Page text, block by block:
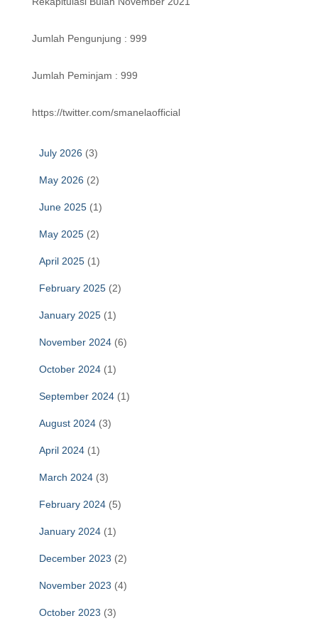
Jumlah Pengunjung : 999
Jumlah Peminjam : 999
https://twitter.com/smanelaofficial
July 2026 (3)
May 2026 (2)
June 2025 (1)
May 2025 (2)
April 2025 (1)
February 2025 (2)
January 2025 (1)
November 2024 (6)
October 2024 (1)
September 2024 (1)
August 2024 (3)
April 2024 (1)
March 2024 (3)
February 2024 (5)
January 2024 (1)
December 2023 (2)
November 2023 (4)
October 2023 (3)